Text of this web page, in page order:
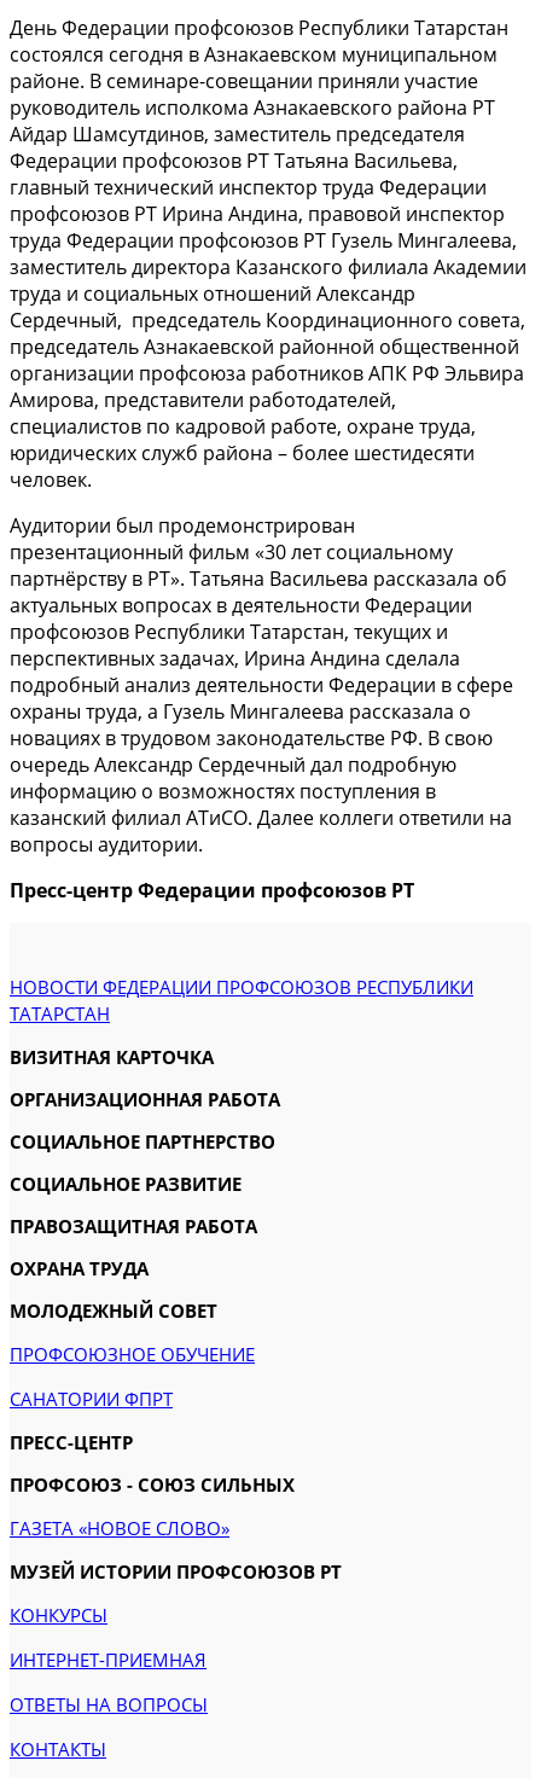
День Федерации профсоюзов Республики Татарстан
состоялся сегодня в Азнакаевском муниципальном
районе. В семинаре-совещании приняли участие
руководитель исполкома Азнакаевского района РТ
Айдар Шамсутдинов, заместитель председателя
Федерации профсоюзов РТ Татьяна Васильева,
главный технический инспектор труда Федерации
профсоюзов РТ Ирина Андина, правовой инспектор
труда Федерации профсоюзов РТ Гузель Мингалеева,
заместитель директора Казанского филиала Академии
труда и социальных отношений Александр
Сердечный, председатель Координационного совета,
председатель Азнакаевской районной общественной
организации профсоюза работников АПК РФ Эльвира
Амирова, представители работодателей,
специалистов по кадровой работе, охране труда,
юридических служб района – более шестидесяти
человек.
Аудитории был продемонстрирован
презентационный фильм «30 лет социальному
партнёрству в РТ». Татьяна Васильева рассказала об
актуальных вопросах в деятельности Федерации
профсоюзов Республики Татарстан, текущих и
перспективных задачах, Ирина Андина сделала
подробный анализ деятельности Федерации в сфере
охраны труда, а Гузель Мингалеева рассказала о
новациях в трудовом законодательстве РФ. В свою
очередь Александр Сердечный дал подробную
информацию о возможностях поступления в
казанский филиал АТиСО. Далее коллеги ответили на
вопросы аудитории.
Пресс-центр Федерации профсоюзов РТ
НОВОСТИ ФЕДЕРАЦИИ ПРОФСОЮЗОВ РЕСПУБЛИКИ
ТАТАРСТАН
ВИЗИТНАЯ КАРТОЧКА
ОРГАНИЗАЦИОННАЯ РАБОТА
СОЦИАЛЬНОЕ ПАРТНЕРСТВО
СОЦИАЛЬНОЕ РАЗВИТИЕ
ПРАВОЗАЩИТНАЯ РАБОТА
ОХРАНА ТРУДА
МОЛОДЕЖНЫЙ СОВЕТ
ПРОФСОЮЗНОЕ ОБУЧЕНИЕ
САНАТОРИИ ФПРТ
ПРЕСС-ЦЕНТР
ПРОФСОЮЗ - СОЮЗ СИЛЬНЫХ
ГАЗЕТА «НОВОЕ СЛОВО»
МУЗЕЙ ИСТОРИИ ПРОФСОЮЗОВ РТ
КОНКУРСЫ
ИНТЕРНЕТ-ПРИЕМНАЯ
ОТВЕТЫ НА ВОПРОСЫ
КОНТАКТЫ